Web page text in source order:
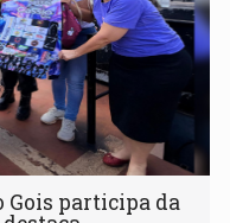
Gois participa da